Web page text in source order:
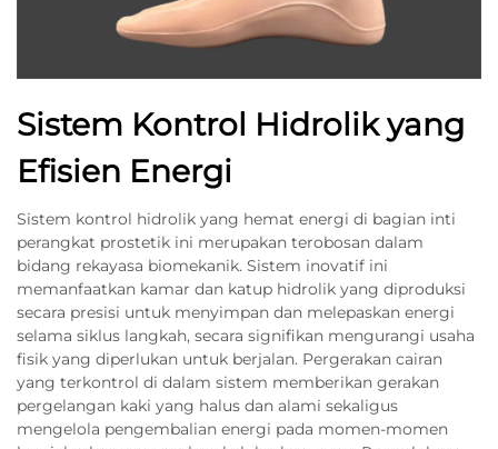
Sistem Kontrol Hidrolik yang
Efisien Energi
Sistem kontrol hidrolik yang hemat energi di bagian inti
perangkat prostetik ini merupakan terobosan dalam
bidang rekayasa biomekanik. Sistem inovatif ini
memanfaatkan kamar dan katup hidrolik yang diproduksi
secara presisi untuk menyimpan dan melepaskan energi
selama siklus langkah, secara signifikan mengurangi usaha
fisik yang diperlukan untuk berjalan. Pergerakan cairan
yang terkontrol di dalam sistem memberikan gerakan
pergelangan kaki yang halus dan alami sekaligus
mengelola pengembalian energi pada momen-momen